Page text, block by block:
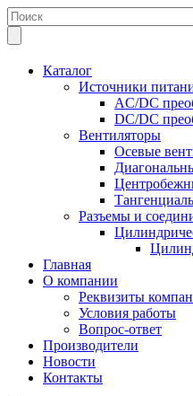
Каталог
Источники
AC/DC
DC/DC
Вентиляторы
Осевые
Разъемы и
Главная
О компании
Реквизиты
Условия работы
Вопрос-ответ
Производители
Новости
Контакты